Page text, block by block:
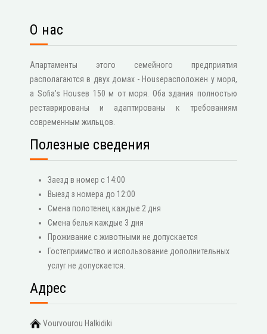
О нас
Апартаменты этого семейного предприятия
располагаются в двух домах - Houseрасположен у моря,
а Sofia's Houseв 150 м от моря. Оба здания полностью
реставрированы и адаптированы к требованиям
современным жильцов.
Полезные сведения
Заезд в номер с 14:00
Выезд з номера до 12:00
Смена полотенец каждые 2 дня
Смена белья каждые 3 дня
Проживание с животными не допускается
Гостеприимство и использование дополнительных
услуг не допускается.
Адрес
Vourvourou Halkidiki